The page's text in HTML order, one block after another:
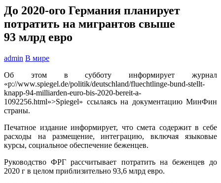
До 2020-ого Германия планирует
потратить на мигрантов свыше
93 млрд евро
admin В мире
Об этом в субботу информирует журнал
«p://www.spiegel.de/politik/deutschland/fluechtlinge-bund-stellt-
knapp-94-milliarden-euro-bis-2020-bereit-a-
1092256.html»>Spiegel» ссылаясь на документацию МинФин
страны.
Печатное издание информирует, что смета содержит в себе
расходы на размещение, интеграцию, включая языковые
курсы, социальное обеспечение беженцев.
Руководство ФРГ рассчитывает потратить на беженцев до
2020 г в целом приблизительно 93,6 млрд евро.